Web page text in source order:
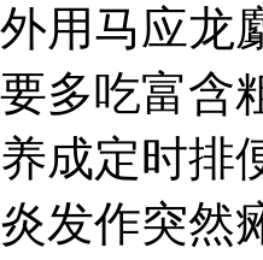
外用马应龙
要多吃富含
养成定时排
炎发作突然